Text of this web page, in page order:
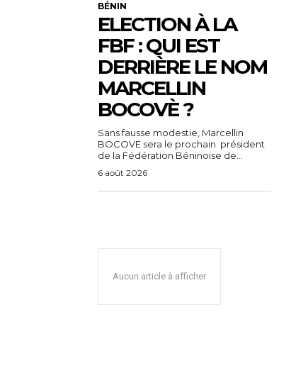
BÉNIN
ELECTION À LA
FBF : QUI EST
DERRIÈRE LE NOM
MARCELLIN
BOCOVÈ ?
Sans fausse modestie, Marcellin
BOCOVE sera le prochain président
de la Fédération Béninoise de...
6 août 2026
Aucun article à afficher